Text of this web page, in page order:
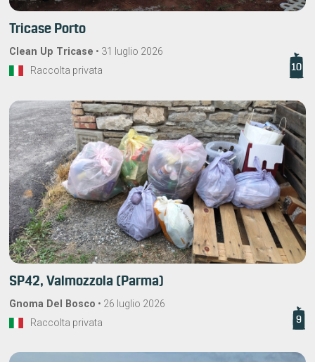
Tricase Porto
Clean Up Tricase • 31 luglio 2026
Raccolta privata
10
SP42, Valmozzola (Parma)
Gnoma Del Bosco • 26 luglio 2026
Raccolta privata
9